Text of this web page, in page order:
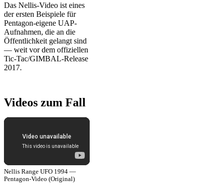
Das Nellis-Video ist eines
der ersten Beispiele für
Pentagon-eigene UAP-
Aufnahmen, die an die
Öffentlichkeit gelangt sind
— weit vor dem offiziellen
Tic-Tac/GIMBAL-Release
2017.
Videos zum Fall
Nellis Range UFO 1994 —
Pentagon-Video (Original)